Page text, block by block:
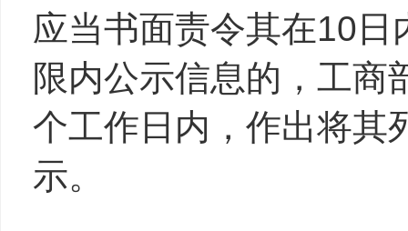
应当书面责令其在10
限内公示信息的，工商
个工作日内，作出将其
示。